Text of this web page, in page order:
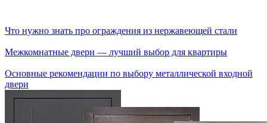
Что нужно знать про ограждения из нержавеющей стали
Межкомнатные двери — лучший выбор для квартиры
Основные рекомендации по выбору металлической входной
двери